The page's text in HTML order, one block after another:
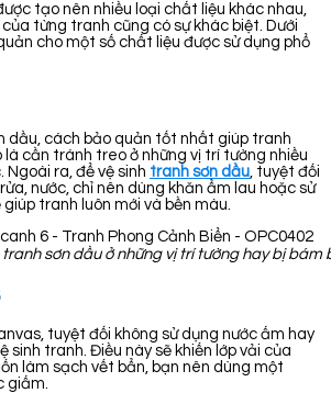
tạo nên nhiều loại chất liệu khác nhau,
từng tranh cũng có sự khác biệt. Dưới
cho một số chất liệu được sử dụng phổ
dầu, cách bảo quản tốt nhất giúp tranh
là cần tránh treo ở những vị trí tường nhiều
Ngoài ra, để vệ sinh tranh sơn dầu , tuyệt đối
nước, chỉ nên dùng khăn ẩm lau hoặc sử
tranh luôn mới và bền màu.
tranh sơn dầu ở những vị trí tường hay bị bám
tuyệt đối không sử dụng nước ấm hay
sinh tranh. Điều này sẽ khiến lớp vải của
làm sạch vết bẩn, bạn nên dùng một
giấm.